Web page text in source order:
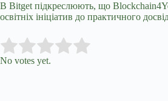
В Bitget підкреслюють, що
освітніх ініціатив до практичного
Rate this item:
No votes yet.